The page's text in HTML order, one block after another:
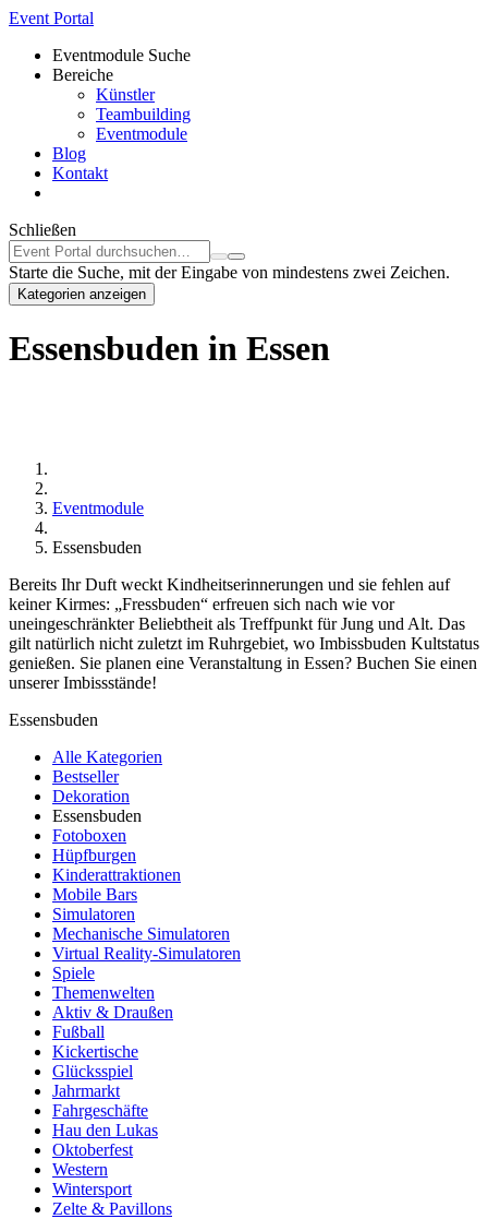
Event Portal
Eventmodule Suche
Bereiche
Künstler
Teambuilding
Eventmodule
Blog
Kontakt
Schließen
Starte die Suche, mit der Eingabe von mindestens zwei Zeichen.
Kategorien anzeigen
Essensbuden in Essen
Eventmodule
Essensbuden
Bereits Ihr Duft weckt Kindheitserinnerungen und sie fehlen auf
keiner Kirmes: „Fressbuden“ erfreuen sich nach wie vor
uneingeschränkter Beliebtheit als Treffpunkt für Jung und Alt. Das
gilt natürlich nicht zuletzt im Ruhrgebiet, wo Imbissbuden Kultstatus
genießen. Sie planen eine Veranstaltung in Essen? Buchen Sie einen
unserer Imbissstände!
Essensbuden
Alle Kategorien
Bestseller
Dekoration
Essensbuden
Fotoboxen
Hüpfburgen
Kinderattraktionen
Mobile Bars
Simulatoren
Mechanische Simulatoren
Virtual Reality-Simulatoren
Spiele
Themenwelten
Aktiv & Draußen
Fußball
Kickertische
Glücksspiel
Jahrmarkt
Fahrgeschäfte
Hau den Lukas
Oktoberfest
Western
Wintersport
Zelte & Pavillons